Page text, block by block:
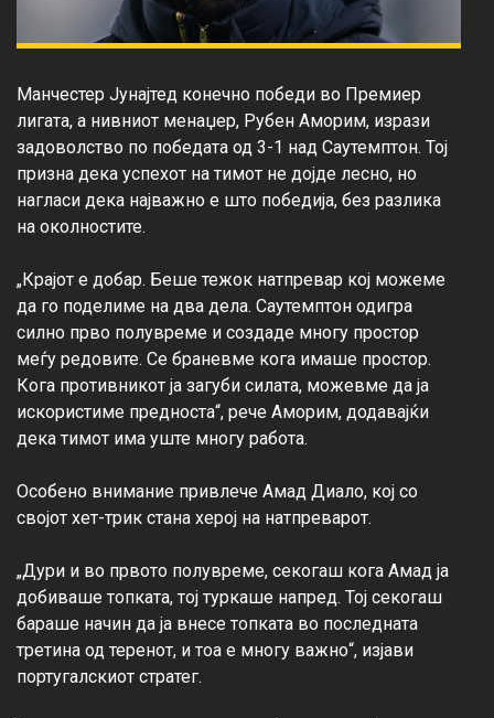
Манчестер Јунајтед конечно победи во Премиер
лигата, а нивниот менаџер, Рубен Аморим, изрази
задоволство по победата од 3-1 над Саутемптон. Тој
призна дека успехот на тимот не дојде лесно, но
нагласи дека најважно е што победија, без разлика
на околностите.
„Крајот е добар. Беше тежок натпревар кој можеме
да го поделиме на два дела. Саутемптон одигра
силно прво полувреме и создаде многу простор
меѓу редовите. Се браневме кога имаше простор.
Кога противникот ја загуби силата, можевме да ја
искористиме предноста“, рече Аморим, додавајќи
дека тимот има уште многу работа.
Особено внимание привлече Амад Диало, кој со
својот хет-трик стана херој на натпреварот.
„Дури и во првото полувреме, секогаш кога Амад ја
добиваше топката, тој туркаше напред. Тој секогаш
бараше начин да ја внесе топката во последната
третина од теренот, и тоа е многу важно“, изјави
португалскиот стратег.